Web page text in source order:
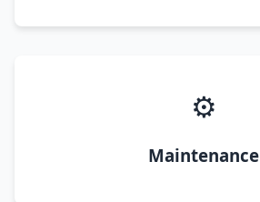
⚙️
Maintenance